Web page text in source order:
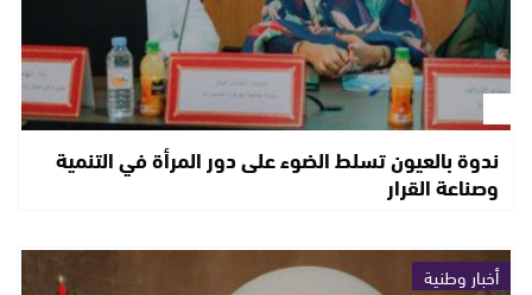
ندوة بالعيون تسلط الضوء على دور المرأة في التنمية
وصناعة القرار
أخبار وطنية